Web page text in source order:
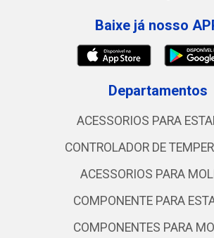
Baixe já nosso
Departamentos
ACESSORIOS PARA
CONTROLADOR DE
ACESSORIOS PARA
COMPONENTE PARA
COMPONENTES PARA